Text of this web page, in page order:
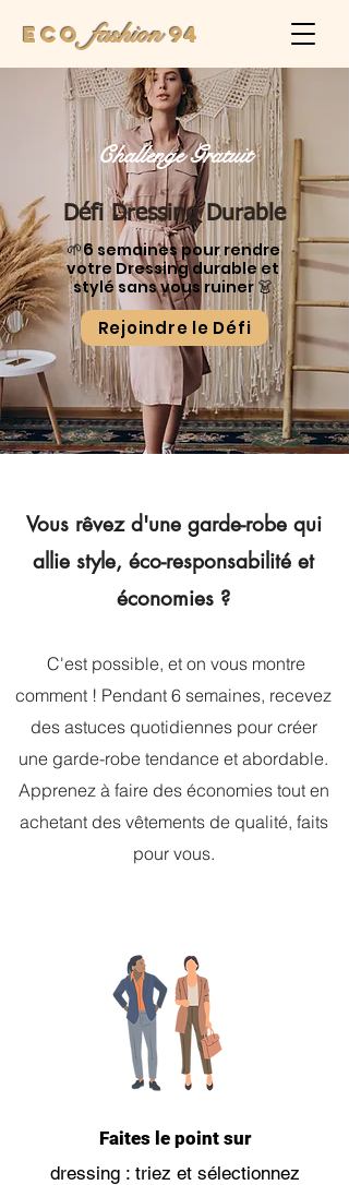
Eco fashion 94
Challenge Gratuit
Défi Dressing Durable
🌱6 semaines pour rendre
votre Dressing durable et
stylé sans vous ruiner👗
Rejoindre le Défi
Vous rêvez d'une garde-robe qui
allie style, éco-responsabilité et
économies ?
C'est possible, et on vous montre
comment ! Pendant 6 semaines, recevez
des astuces quotidiennes pour créer
une garde-robe tendance et abordable.
Apprenez à faire des économies tout en
achetant des vêtements de qualité, faits
pour vous.
Faites le point sur
dressing : triez et sélectionnez